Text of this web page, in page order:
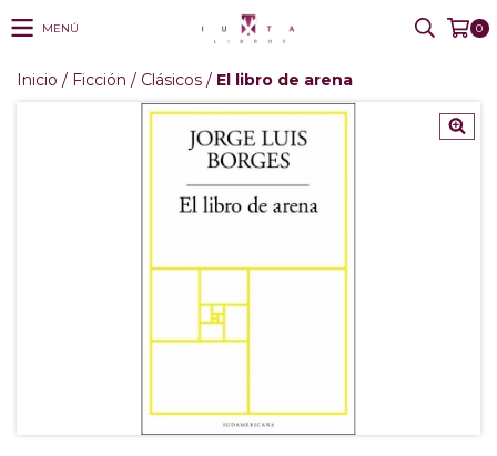
MENÚ 0
Inicio / Ficción / Clásicos / El libro de arena